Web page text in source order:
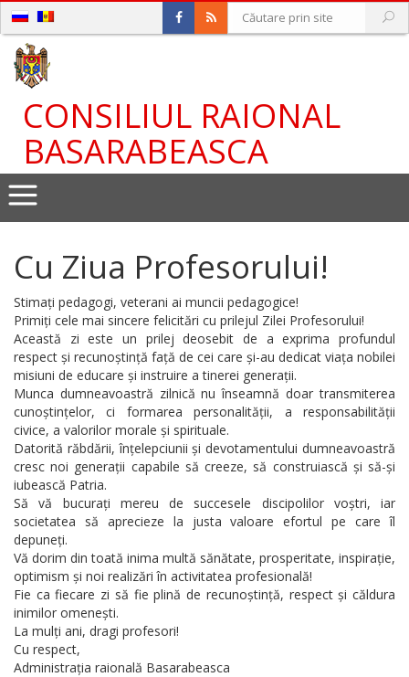
CONSILIUL RAIONAL
BASARABEASCA
Cu Ziua Profesorului!
Stimați pedagogi, veterani ai muncii pedagogice!
Primiți cele mai sincere felicitări cu prilejul Zilei Profesorului!
Această zi este un prilej deosebit de a exprima profundul
respect și recunoștință față de cei care și-au dedicat viața nobilei
misiuni de educare și instruire a tinerei generații.
Munca dumneavoastră zilnică nu înseamnă doar transmiterea
cunoștințelor, ci formarea personalității, a responsabilității
civice, a valorilor morale și spirituale.
Datorită răbdării, înțelepciunii și devotamentului dumneavoastră
cresc noi generații capabile să creeze, să construiască și să-și
iubească Patria.
Să vă bucurați mereu de succesele discipolilor voștri, iar
societatea să aprecieze la justa valoare efortul pe care îl
depuneți.
Vă dorim din toată inima multă sănătate, prosperitate, inspirație,
optimism și noi realizări în activitatea profesională!
Fie ca fiecare zi să fie plină de recunoștință, respect și căldura
inimilor omenești.
La mulți ani, dragi profesori!
Cu respect,
Administrația raională Basarabeasca